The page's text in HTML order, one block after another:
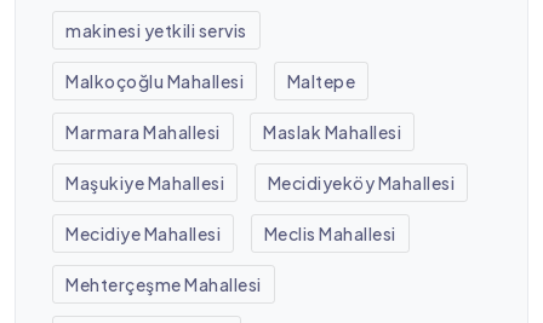
makinesi yetkili servis
Malkoçoğlu Mahallesi Maltepe
Marmara Mahallesi Maslak Mahallesi
Maşukiye Mahallesi Mecidiyeköy Mahallesi
Mecidiye Mahallesi Meclis Mahallesi
Mehterçeşme Mahallesi